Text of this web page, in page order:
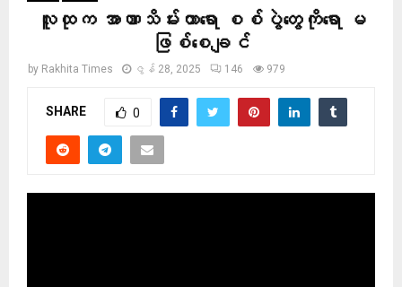
လူထုက အာဏာသိမ်းတာရော စစ်ပွဲတွေကိုရော မ
ဖြစ်စေချင်
by Rakhita Times ဇွန် 28, 2025 146 979
SHARE 0